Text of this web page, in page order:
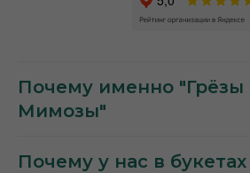
Почему именно "Грёзы
Мимозы"
Почему у нас в букетах